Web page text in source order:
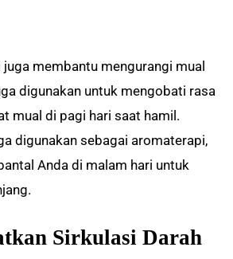
membantu mengurangi mual
digunakan untuk mengobati rasa
mual di pagi hari saat hamil.
digunakan sebagai aromaterapi,
Anda di malam hari untuk
Sirkulasi Darah